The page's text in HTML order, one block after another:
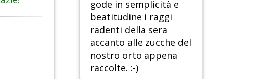
gode in semplicità e
beatitudine i raggi
radenti della sera
accanto alle zucche del
nostro orto appena
raccolte. :-)